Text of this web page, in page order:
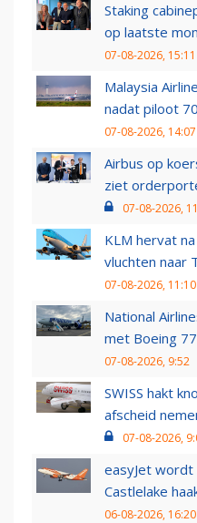
Staking
op laatste
07-08-2026, 15:11
Malaysia
nadat piloot
07-08-2026, 14:07
Airbus op
ziet
07-08-2026,
KLM hervat
vluchten naar
07-08-2026, 11:10
National
met Boeing
07-08-2026, 9:52
SWISS hakt
afscheid
07-08-2026,
easyJet
Castlelake
06-08-2026, 16:20